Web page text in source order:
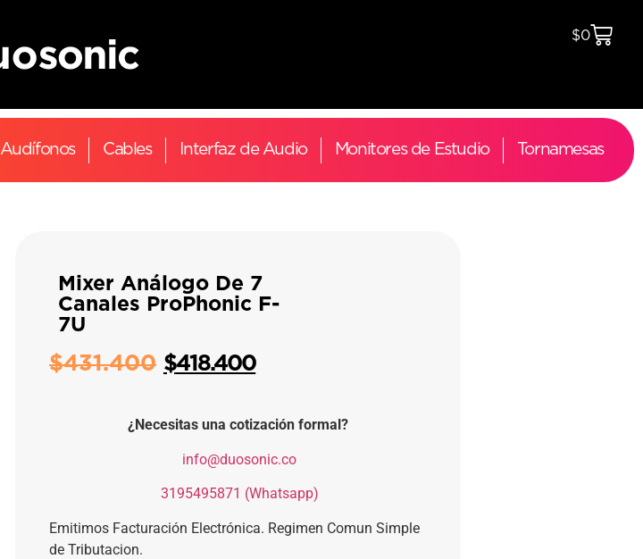
$0
Audífonos Cables Interfaz de Audio Monitores de Estudio Tornamesas
Mixer Análogo De 7
Canales ProPhonic F-
7U
$431.400 $418.400
¿Necesitas una cotización formal?
info@duosonic.co
3195495871 (Whatsapp)
Emitimos Facturación Electrónica. Regimen Comun Simple
de Tributacion.